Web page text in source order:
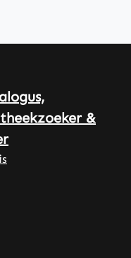
Hoogwaardige
voedingssupplementen
&